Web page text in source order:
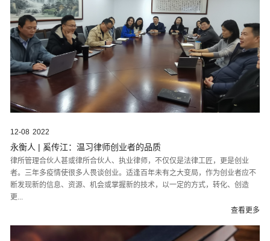
12-08 2022
永衡人 | 奚传江：温习律师创业者的品质
律所管理合伙人甚或律所合伙人、执业律师，不仅仅是法律工匠，更是创业
者。三年多疫情使很多人畏谈创业。适逢百年未有之大变局，作为创业者应不
断发现新的信息、资源、机会或掌握新的技术，以一定的方式，转化、创造
更...
查看更多